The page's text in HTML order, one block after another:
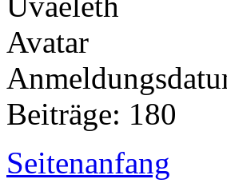
Beiträge: 180
Seitenanfang